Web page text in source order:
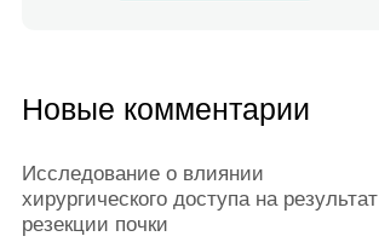
Новые комментарии
Исследование о влиянии
хирургического доступа на результат
резекции почки